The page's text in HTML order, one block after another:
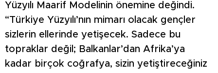
Yüzyılı Maarif Modelinin önemine değindi.
“Türkiye Yüzyılı’nın mimarı olacak gençler
sizlerin ellerinde yetişecek. Sadece bu
topraklar değil; Balkanlar’dan Afrika’ya
kadar birçok coğrafya, sizin yetiştireceğiniz